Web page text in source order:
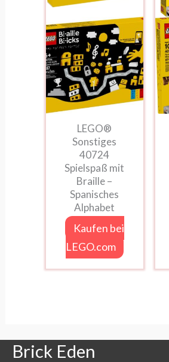
LEGO®
Sonstiges
40724
Spielspaß mit
Braille –
Spanisches
Alphabet
Kaufen bei
LEGO.com
Brick Eden